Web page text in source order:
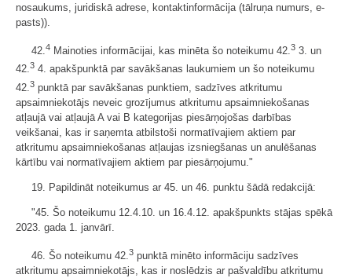
nosaukums, juridiskā adrese, kontaktinformācija (tālruņa numurs, e-
pasts)).
42.4 Mainoties informācijai, kas minēta šo noteikumu 42.3 3. un
42.3 4. apakšpunktā par savākšanas laukumiem un šo noteikumu
42. 3 punktā par savākšanas punktiem, sadzīves atkritumu
apsaimniekotājs neveic grozījumus atkritumu apsaimniekošanas
atļaujā vai atļaujā A vai B kategorijas piesārņojošas darbības
veikšanai, kas ir saņemta atbilstoši normatīvajiem aktiem par
atkritumu apsaimniekošanas atļaujas izsniegšanas un anulēšanas
kārtību vai normatīvajiem aktiem par piesārņojumu."
19. Papildināt noteikumus ar 45. un 46. punktu šādā redakcijā:
"45. Šo noteikumu 12.4.10. un 16.4.12. apakšpunkts stājas spēkā
2023. gada 1. janvārī.
46. Šo noteikumu 42.3 punktā minēto informāciju sadzīves
atkritumu apsaimniekotājs, kas ir noslēdzis ar pašvaldību atkritumu